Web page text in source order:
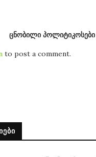
ცნობილი
to post a comment.